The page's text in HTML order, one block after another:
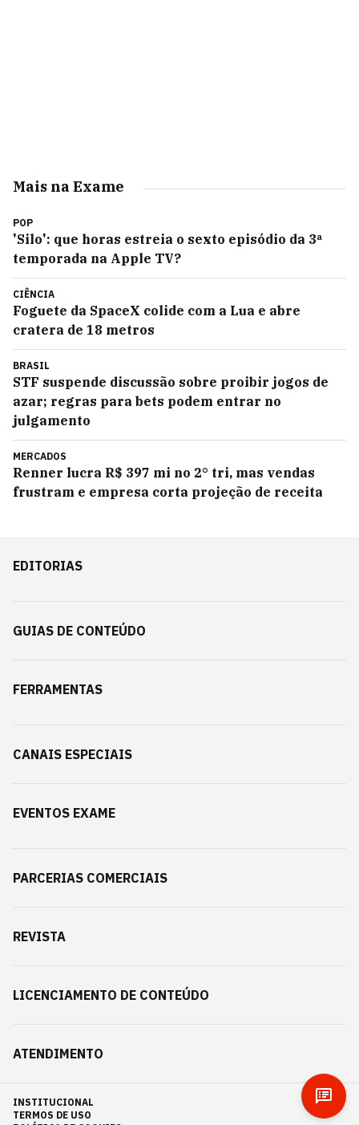
Mais na Exame
POP
'Silo': que horas estreia o sexto episódio da 3ª
temporada na Apple TV?
CIÊNCIA
Foguete da SpaceX colide com a Lua e abre
cratera de 18 metros
BRASIL
STF suspende discussão sobre proibir jogos de
azar; regras para bets podem entrar no
julgamento
MERCADOS
Renner lucra R$ 397 mi no 2° tri, mas vendas
frustram e empresa corta projeção de receita
EDITORIAS
GUIAS DE CONTEÚDO
FERRAMENTAS
CANAIS ESPECIAIS
EVENTOS EXAME
PARCERIAS COMERCIAIS
REVISTA
LICENCIAMENTO DE CONTEÚDO
ATENDIMENTO
INSTITUCIONAL
TERMOS DE USO